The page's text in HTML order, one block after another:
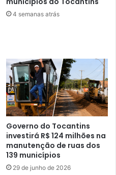
4 semanas atrás
Governo do Tocantins
investirá R$ 124 milhões na
manutenção de ruas dos
139 municípios
29 de junho de 2026